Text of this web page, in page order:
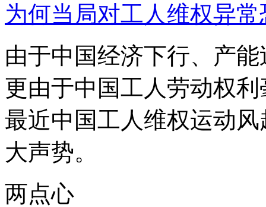
为何当局对工人维权异
由于中国经济下行、产
更由于中国工人劳动权
最近中国工人维权运动
大声势。
两点心